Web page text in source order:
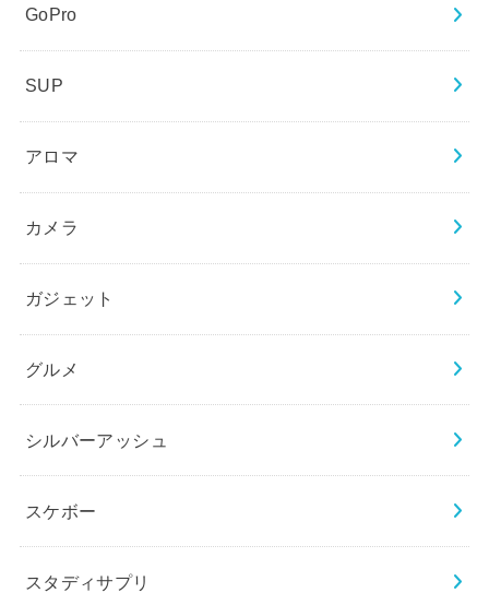
GoPro
SUP
アロマ
カメラ
ガジェット
グルメ
シルバーアッシュ
スケボー
スタディサプリ